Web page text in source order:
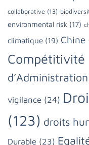
collaborative (13)
environmental risk (17)
climatique (19) Chine
Compétitivité
d’Administration
vigilance (24)
(123) droits
Durable (23)